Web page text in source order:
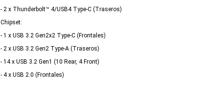
- 2 x Thunderbolt™ 4/USB4 Type-C (Traseros)
Chipset:
- 1 x USB 3.2 Gen2x2 Type-C (Frontales)
- 2 x USB 3.2 Gen2 Type-A (Traseros)
- 14 x USB 3.2 Gen1 (10 Rear, 4 Front)
- 4 x USB 2.0 (Frontales)